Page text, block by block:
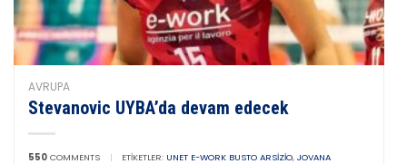
AVRUPA
Stevanovic UYBA’da devam edecek
550 COMMENTS | ETIKETLER: UNET E-WORK BUSTO ARSIZIO, JOVANA